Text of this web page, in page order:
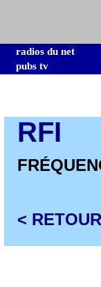
radios du net
pubs tv
RFI
<